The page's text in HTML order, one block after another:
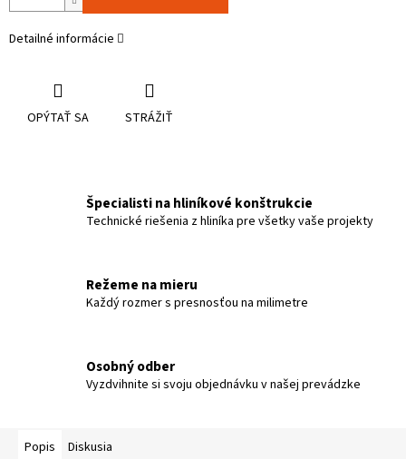
Detailné informácie
OPÝTAŤ SA STRÁŽIŤ
Špecialisti na hliníkové konštrukcie
Technické riešenia z hliníka pre všetky vaše projekty
Režeme na mieru
Každý rozmer s presnosťou na milimetre
Osobný odber
Vyzdvihnite si svoju objednávku v našej prevádzke
Popis Diskusia